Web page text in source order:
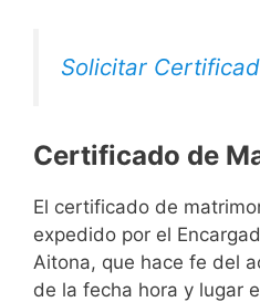
Solicitar
Certificado de
El certificado de
expedido por el
Aitona, que hace fe del
de la fecha hora y lugar